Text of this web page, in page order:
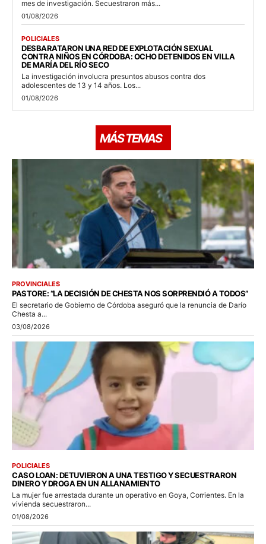
mes de investigación. Secuestraron más...
01/08/2026
POLICIALES
DESBARATARON UNA RED DE EXPLOTACIÓN SEXUAL
CONTRA NIÑOS EN CÓRDOBA: OCHO DETENIDOS EN VILLA
DE MARÍA DEL RÍO SECO
La investigación involucra presuntos abusos contra dos
adolescentes de 13 y 14 años. Los...
01/08/2026
MÁS TEMAS
PROVINCIALES
PASTORE: “LA DECISIÓN DE CHESTA NOS SORPRENDIÓ A TODOS”
El secretario de Gobierno de Córdoba aseguró que la renuncia de Darío
Chesta a...
03/08/2026
POLICIALES
CASO LOAN: DETUVIERON A UNA TESTIGO Y SECUESTRARON
DINERO Y DROGA EN UN ALLANAMIENTO
La mujer fue arrestada durante un operativo en Goya, Corrientes. En la
vivienda secuestraron...
01/08/2026